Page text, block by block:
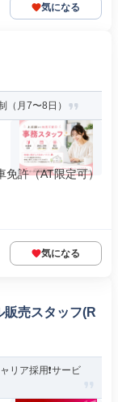
気になる
（月7〜8日）
許（AT限定可）
気になる
販売スタッフ(R
リア採用❗️サービ